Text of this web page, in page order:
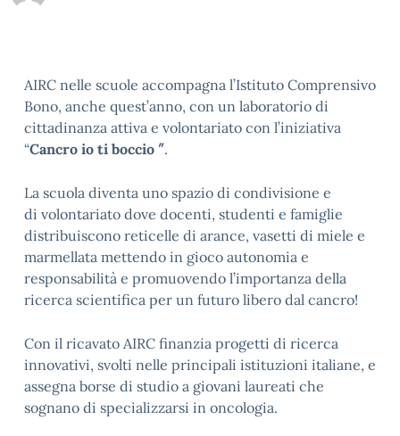
AIRC nelle scuole accompagna l’Istituto Comprensivo
Bono, anche quest’anno, con un laboratorio di
cittadinanza attiva e volontariato con l’iniziativa
“Cancro io ti boccio ″.
La scuola diventa uno spazio di condivisione e
di volontariato dove docenti, studenti e famiglie
distribuiscono reticelle di arance, vasetti di miele e
marmellata mettendo in gioco autonomia e
responsabilità e promuovendo l’importanza della
ricerca scientifica per un futuro libero dal cancro!
Con il ricavato AIRC finanzia progetti di ricerca
innovativi, svolti nelle principali istituzioni italiane, e
assegna borse di studio a giovani laureati che
sognano di specializzarsi in oncologia.